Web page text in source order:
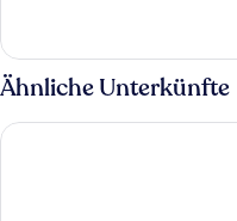
Doppelzimmer,
1
Queen-
Bett
Ähnliche Unterkünfte
Hôtel l'Arena